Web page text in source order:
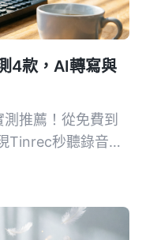
4款，AI轉寫與
推薦！從免費到
Tinrec秒聽錄音的